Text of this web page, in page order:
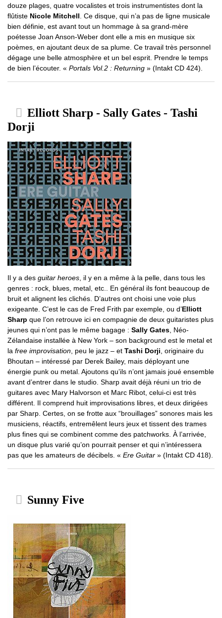
douze plages, quatre vocalistes et trois instrumentistes dont la
flûtiste Nicole Mitchell. Ce disque, qui n’a pas de ligne musicale
bien définie, est avant tout un hommage à sa grand-mère
poétesse Joan Anson-Weber dont elle a mis en musique six
poèmes, en ajoutant deux de sa plume. Ce travail très personnel
dégage une belle atmosphère et un bel esprit. Prendre le temps
de bien l’écouter. « Portals Vol.2 : Returning » (Intakt CD 424).
Elliott Sharp - Sally Gates - Tashi
Dorji
Il y a des guitar heroes, il y en a même à la pelle, dans tous les
genres : rock, blues, metal, etc.. En général ils font beaucoup de
bruit et alignent les clichés. D’autres ont choisi une voie plus
exigeante. C’est le cas de Fred Frith par exemple, ou d’Elliott
Sharp que l’on retrouve ici en compagnie de deux guitaristes plus
jeunes qui n’ont pas le même bagage : Sally Gates, Néo-
Zélandaise installée à New York – son background est le metal et
la free improvisation, peu le jazz – et Tashi Dorji, originaire du
Bhoutan – intéressé par Derek Bailey, mais déployant une
énergie punk ou metal. Ajoutons qu’ils n’ont jamais joué ensemble
avant d’entrer dans le studio. Sharp avait déjà réuni un trio de
guitares avec Mary Halvorson et Marc Ribot, celui-ci est très
différent. Il comprend huit improvisations libres, et deux dirigées
par Sharp. Certes, on se frotte aux “brouillages” sonores mais les
musiciens, réactifs, entremêlent leurs jeux et tissent des trames
plus fines qui se combinent comme des patchworks. À l’arrivée,
un disque plus varié qu’on pourrait penser et qui n’intéressera
pas que les amateurs de décibels. « Ere Guitar » (Intakt CD 418).
Sunny Five